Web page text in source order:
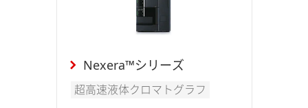
Nexera™シリーズ
超高速液体クロマトグラフ